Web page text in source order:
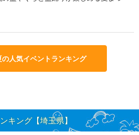
人気イベントランキング
キング【埼玉県】